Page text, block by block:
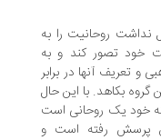
روحانیت را به
تصور کند و به
آنها در برابر
با این حال
یک روحانی است
رفته است و